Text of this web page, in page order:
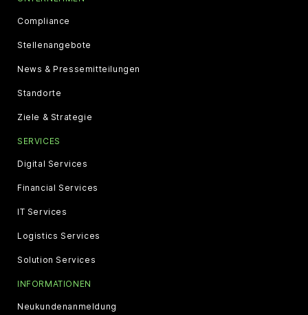
Compliance
Stellenangebote
News & Pressemitteilungen
Standorte
Ziele & Strategie
SERVICES
Digital Services
Financial Services
IT Services
Logistics Services
Solution Services
INFORMATIONEN
Neukundenanmeldung